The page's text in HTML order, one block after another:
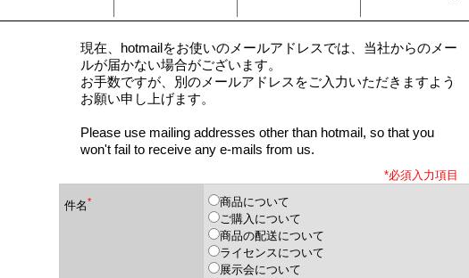
現在、hotmailをお使いのメールアドレスでは、当社からのメー
ルが届かない場合がございます。
お手数ですが、別のメールアドレスをご入力いただきますよう
お願い申し上げます。
Please use mailing addresses other than hotmail, so that you
won't fail to receive any e-mails from us.
*必須入力項目
件名*
商品について
ご購入について
商品の配送について
ライセンスについて
展示会について